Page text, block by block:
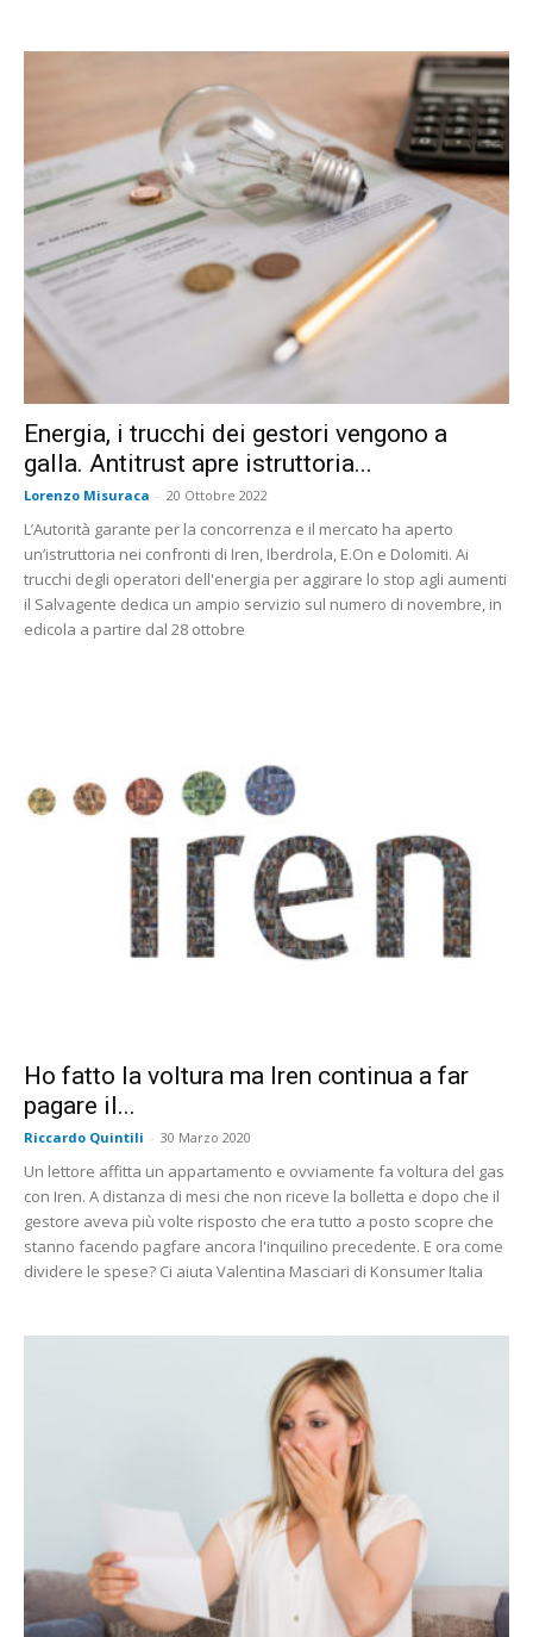
Energia, i trucchi dei gestori vengono a
galla. Antitrust apre istruttoria...
Lorenzo Misuraca - 20 Ottobre 2022
L’Autorità garante per la concorrenza e il mercato ha aperto
un’istruttoria nei confronti di Iren, Iberdrola, E.On e Dolomiti. Ai
trucchi degli operatori dell'energia per aggirare lo stop agli aumenti
il Salvagente dedica un ampio servizio sul numero di novembre, in
edicola a partire dal 28 ottobre
Ho fatto la voltura ma Iren continua a far
pagare il...
Riccardo Quintili - 30 Marzo 2020
Un lettore affitta un appartamento e ovviamente fa voltura del gas
con Iren. A distanza di mesi che non riceve la bolletta e dopo che il
gestore aveva più volte risposto che era tutto a posto scopre che
stanno facendo pagfare ancora l'inquilino precedente. E ora come
dividere le spese? Ci aiuta Valentina Masciari di Konsumer Italia